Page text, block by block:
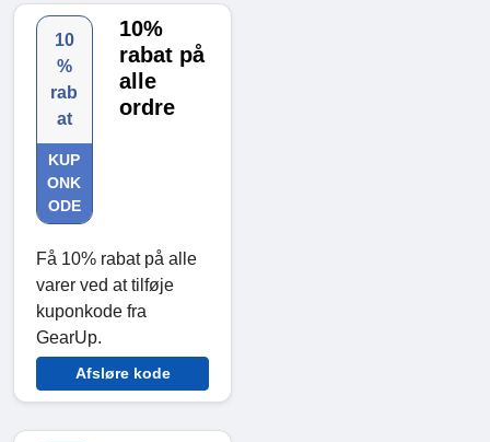
10
%
rab
at
KUP
ONK
ODE
10%
rabat på
alle
ordre
Få 10% rabat på alle
varer ved at tilføje
kuponkode fra
GearUp.
Afsløre kode